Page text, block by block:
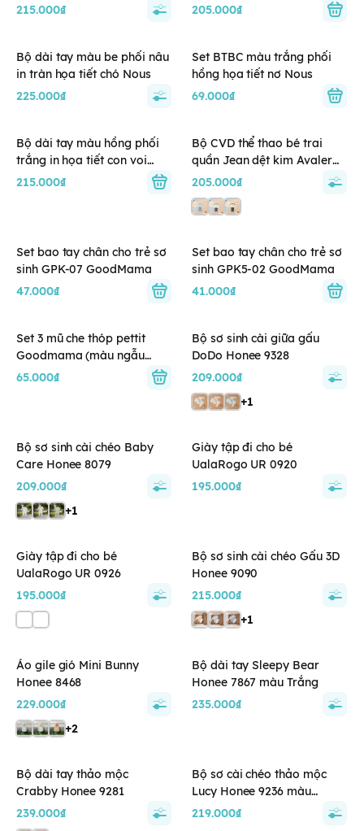
215.000₫
205.000₫
Bộ dài tay màu be phối nâu
in tràn họa tiết chó Nous
225.000₫
Set BTBC màu trắng phối
hồng họa tiết nơ Nous
69.000₫
Bộ dài tay màu hồng phối
trắng in họa tiết con voi
Nous
215.000₫
Bộ CVD thể thao bé trai
quần Jean dệt kim Avaler
26AV081
205.000₫
Set bao tay chân cho trẻ sơ
sinh GPK-07 GoodMama
47.000₫
Set bao tay chân cho trẻ sơ
sinh GPK5-02 GoodMama
41.000₫
Set 3 mũ che thóp pettit
Goodmama (màu ngẫu
nhiên)
65.000₫
Bộ sơ sinh cài giữa gấu
DoDo Honee 9328
209.000₫
+1
Bộ sơ sinh cài chéo Baby
Care Honee 8079
209.000₫
+1
Giày tập đi cho bé
UalaRogo UR 0920
195.000₫
Giày tập đi cho bé
UalaRogo UR 0926
195.000₫
Bộ sơ sinh cài chéo Gấu 3D
Honee 9090
215.000₫
+1
Áo gile gió Mini Bunny
Honee 8468
229.000₫
+2
Bộ dài tay Sleepy Bear
Honee 7867 màu Trắng
235.000₫
Bộ dài tay thảo mộc
Crabby Honee 9281
239.000₫
Bộ sơ cài chéo thảo mộc
Lucy Honee 9236 màu
Vanilla
219.000₫